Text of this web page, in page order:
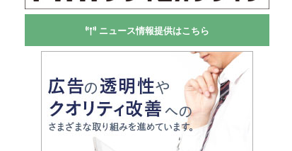
ニュース情報提供はこちら